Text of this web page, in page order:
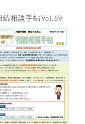
続相談手帖Vol.69